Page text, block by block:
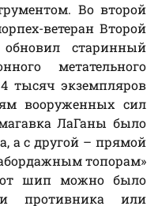
Во второй
ветеран Второй
старинный
метательного
тысяч экземпляров
вооруженных сил
ЛаГаны было
а с другой – прямой
топорам»
шип можно было
противника или